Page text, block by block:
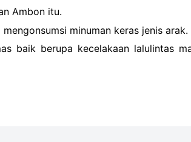
Ambon itu.
minuman keras jenis arak.
baik berupa kecelakaan lalulintas